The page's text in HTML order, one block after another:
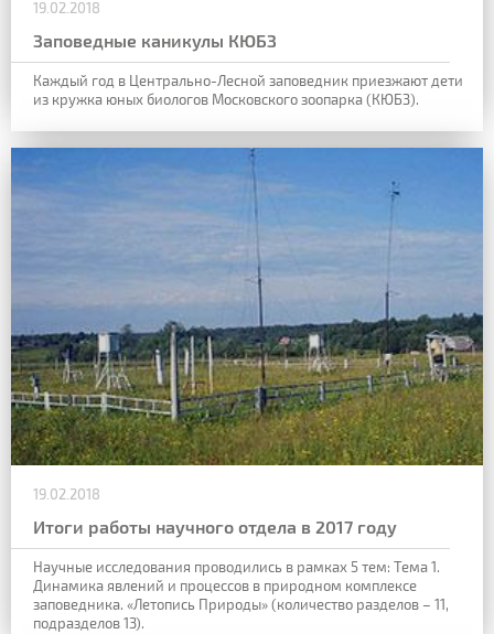
19.02.2018
Заповедные каникулы КЮБЗ
Каждый год в Центрально-Лесной заповедник приезжают дети
из кружка юных биологов Московского зоопарка (КЮБЗ).
19.02.2018
Итоги работы научного отдела в 2017 году
Научные исследования проводились в рамках 5 тем: Тема 1.
Динамика явлений и процессов в природном комплексе
заповедника. «Летопись Природы» (количество разделов – 11,
подразделов 13).